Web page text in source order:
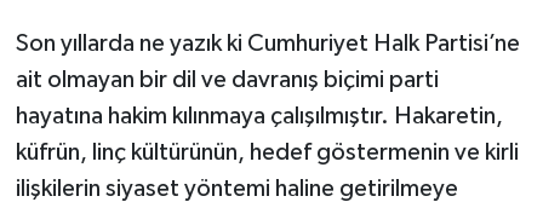
Son yıllarda ne yazık ki Cumhuriyet Halk Partisi’ne
ait olmayan bir dil ve davranış biçimi parti
hayatına hakim kılınmaya çalışılmıştır. Hakaretin,
küfrün, linç kültürünün, hedef göstermenin ve kirli
ilişkilerin siyaset yöntemi haline getirilmeye